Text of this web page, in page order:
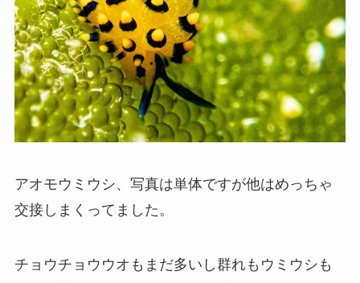
アオモウミウシ、写真は単体ですが他はめっちゃ
交接しまくってました。
チョウチョウウオもまだ多いし群れもウミウシも